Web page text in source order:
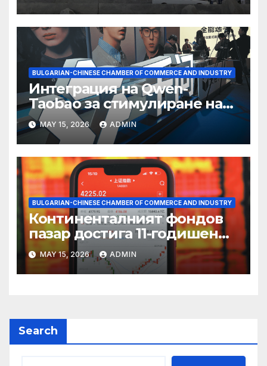
BULGARIAN-CHINESE CHAMBER OF COMMERCE AND INDUSTRY
Интеграция на Qwen-
Taobao за стимулиране на
пазаруването 618
MAY 15, 2026 ADMIN
BULGARIAN-CHINESE CHAMBER OF COMMERCE AND INDUSTRY
Континенталният фондов
пазар достига 11-годишен
връх
MAY 15, 2026 ADMIN
Search